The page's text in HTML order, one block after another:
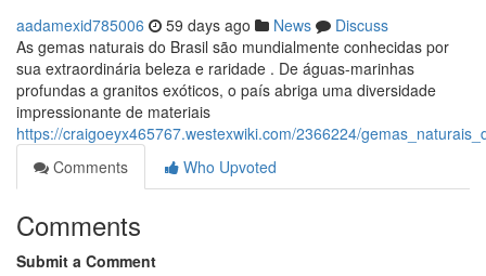
aadamexid785006 59 days ago News
Discuss
As gemas naturais do Brasil são mundialmente conhecidas por
sua extraordinária beleza e raridade . De águas-marinhas
profundas a granitos exóticos, o país abriga uma diversidade
impressionante de materiais
https://craigoeyx465767.westexwiki.com/2366224/
Comments
Who Upvoted
Comments
Submit a Comment